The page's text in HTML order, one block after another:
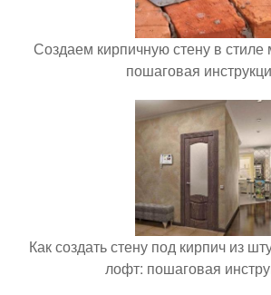
Создаем кирпичную стену в стиле
пошаговая
Как создать стену под кирпич из
лофт: пошаговая